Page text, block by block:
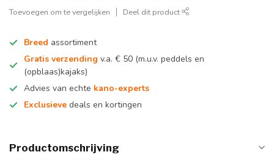
Toevoegen om te vergelijken Deel dit product
Breed assortiment
Gratis verzending v.a. € 50 (m.u.v. peddels en
(opblaas)kajaks)
Advies van echte kano-experts
Exclusieve deals en kortingen
Productomschrijving